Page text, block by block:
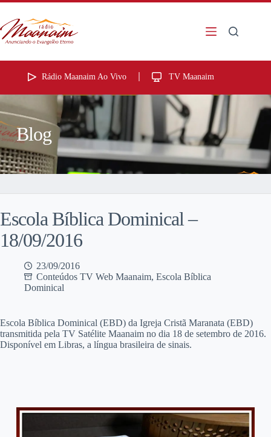
Rádio Maanaim Ao Vivo TV Maanaim
Blog
Escola Bíblica Dominical –
18/09/2016
23/09/2016
Conteúdos TV Web Maanaim, Escola Bíblica
Dominical
Escola Bíblica Dominical (EBD) da Igreja Cristã Maranata (EBD)
transmitida pela TV Satélite Maanaim no dia 18 de setembro de 2016.
Disponível em Libras, a língua brasileira de sinais.